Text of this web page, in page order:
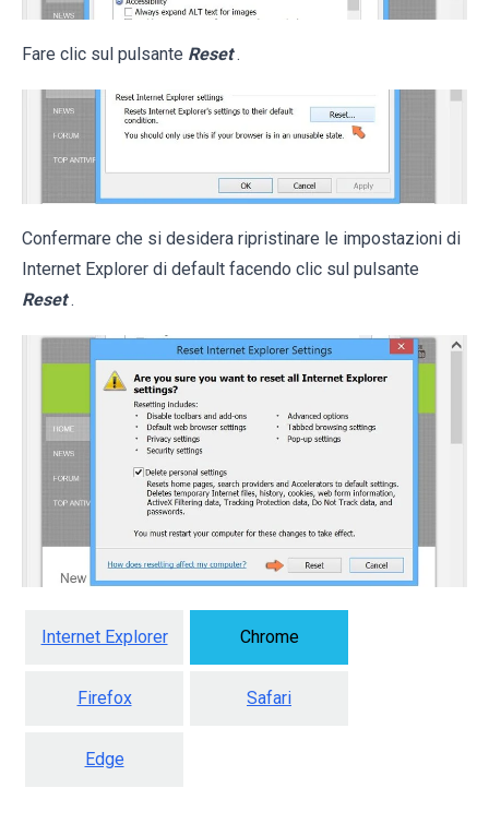
Fare clic sul pulsante Reset .
Confermare che si desidera ripristinare le impostazioni di
Internet Explorer di default facendo clic sul pulsante
Reset .
Internet Explorer Chrome
Firefox Safari
Edge